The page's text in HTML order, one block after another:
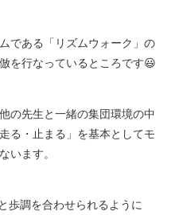
である「リズムウォーク」の
を行なっているところです😃
の先生と一緒の集団環境の中
る・止まる」を基本としてモ
います。
歩調を合わせられるように